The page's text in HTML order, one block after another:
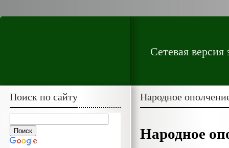
Сетевая
Народное
Народное
Поиск по сайту